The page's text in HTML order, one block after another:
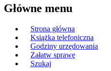
Główne menu
Strona główna
Książka telefoniczna
Godziny urzędowania
Załatw sprawę
Szukaj